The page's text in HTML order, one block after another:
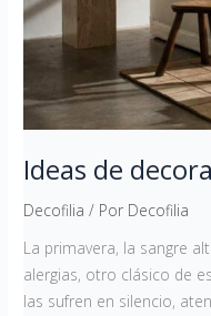
Ideas de
Decofilia / Por Decofilia
La primavera, la sangre
alergias, otro clásico de
las sufren en silencio,